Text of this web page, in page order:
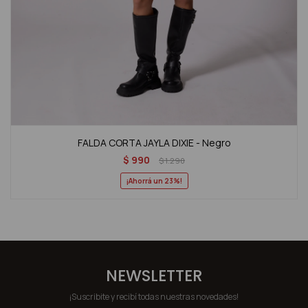
FALDA CORTA JAYLA DIXIE - Negro
$ 990 $1.290
23
NEWSLETTER
¡Suscribite y recibí todas nuestras novedades!